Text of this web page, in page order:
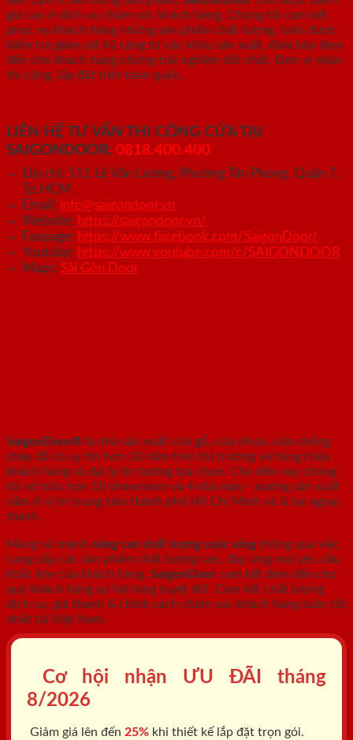
giá cao ở dịch vụ chăm sóc khách hàng. Chúng tôi cam kết
phục vụ khách hàng những sản phẩm chất lượng, luôn được
kiểm tra giám sát kỹ càng từ các khâu sản xuất, đảm bảo đem
đến cho khách hàng những trải nghiệm tốt nhất. Đơn vị nhận
thi công, lắp đặt trên toàn quốc.
LIÊN HỆ TƯ VẤN THI CÔNG CỬA TẠI
SAIGONDOOR: 0818.400.400
Địa chỉ: 511 Lê Văn Lương, Phường Tân Phong, Quận 7,
Tp.HCM
Email: info@saigondoor.vn
Website: https://saigondoor.vn/
Fanpage: https://www.facebook.com/SaigonDoor/
Youtube: https://www.youtube.com/c/SAIGONDOOR
Maps: Sài Gòn Door
SaigonDoor® là nhà sản xuất cửa gỗ, cửa nhựa, cửa chống
cháy đã có uy tín hơn 10 năm trên thị trường và hàng triệu
khách hàng và đại lý tin tưởng lựa chọn. Cho đến nay chúng
tôi sở hữu hơn 10 showroom và 4 nhà máy - xưởng sản xuất
nằm ở vị trí trung tâm thành phố Hồ Chí Minh và & tại ngoại
thành.
Mang sứ mệnh nâng cao chất lượng cuộc sống thông qua việc
cung cấp các sản phẩm chất lượng cao, đáp ứng mọi yêu cầu
khắc khe của khách hàng. SaigonDoor cam kết đem đến cho
quý khách hàng sự hài lòng tuyệt đối. Cam kết chất lượng
dịch vụ, giá thành & chính sách chăm sóc khách hàng luôn tốt
nhất tại Việt Nam.
Cơ hội nhận ƯU ĐÃI tháng
8/2026
Giảm giá lên đến 25% khi thiết kế lắp đặt trọn gói.